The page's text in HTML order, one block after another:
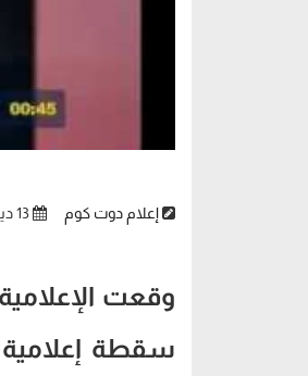
إعلام دوت كوم
وقعت الإعلامية
سقطة